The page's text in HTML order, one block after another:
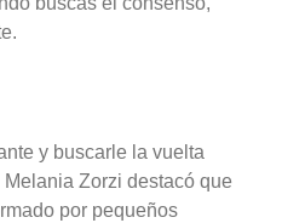
y buscarle la vuelta
Zorzi destacó que
por pequeños